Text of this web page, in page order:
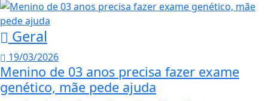
Geral
19/03/2026
Menino de 03 anos precisa fazer exame
genético, mãe pede ajuda